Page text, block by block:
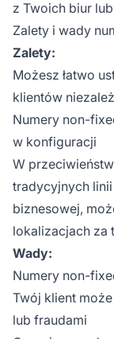
z Twoich biur
Zalety i wady
Zalety:
Możesz łatwo
klientów
Numery non-
w konfiguracji
W
tradycyjnych linii
biznesowej,
lokalizacjach za
Wady:
Numery non-
Twój klient
lub fraudami